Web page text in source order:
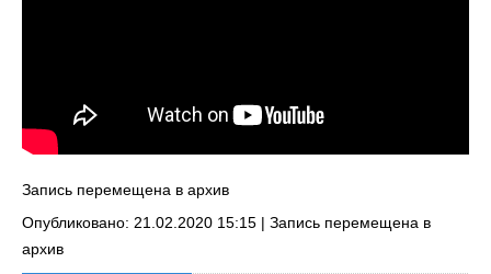
Запись перемещена в архив
Опубликовано: 21.02.2020 15:15 | Запись перемещена в
архив